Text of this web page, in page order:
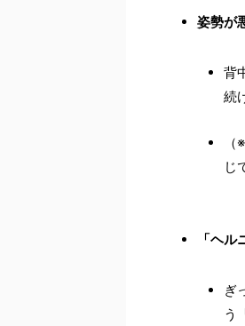
姿勢が
背
続
じ
「ヘ
ぎ
う